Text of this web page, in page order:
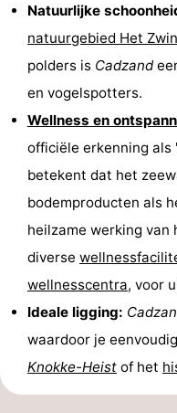
Reisboekenwinkel
Nieuws
Route
Parkeren
Medische
adressen
Regio
Zeeland
Walcheren
Veere
-
Natuurlijke
natuurgebied Het Zwin
polders is Cadzand
en vogelspotters.
Wellness en
officiële erkenning als
betekent dat het
bodemproducten als
heilzame werking
diverse
wellnesscentra, voor
Ideale ligging:
waardoor je
Knokke-Heist of het